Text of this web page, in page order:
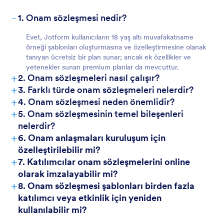
- 1. Onam sözleşmesi nedir?
Evet, Jotform kullanıcıların 18 yaş altı muvafakatname
örneği şablonları oluşturmasına ve özelleştirmesine olanak
tanıyan ücretsiz bir plan sunar; ancak ek özellikler ve
yetenekler sunan premium planlar da mevcuttur.
+2. Onam sözleşmeleri nasıl çalışır?
+3. Farklı türde onam sözleşmeleri nelerdir?
+4. Onam sözleşmesi neden önemlidir?
+5. Onam sözleşmesinin temel bileşenleri
nelerdir?
+6. Onam anlaşmaları kuruluşum için
özelleştirilebilir mi?
+7. Katılımcılar onam sözleşmelerini online
olarak imzalayabilir mi?
+8. Onam sözleşmesi şablonları birden fazla
katılımcı veya etkinlik için yeniden
kullanılabilir mi?